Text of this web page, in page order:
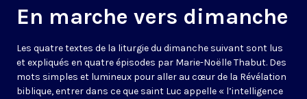
En marche vers dimanche
Les quatre textes de la liturgie du dimanche suivant sont lus
et expliqués en quatre épisodes par Marie-Noëlle Thabut. Des
mots simples et lumineux pour aller au cœur de la Révélation
biblique, entrer dans ce que saint Luc appelle « l’intelligence